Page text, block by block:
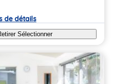
de détails
Sélectionner